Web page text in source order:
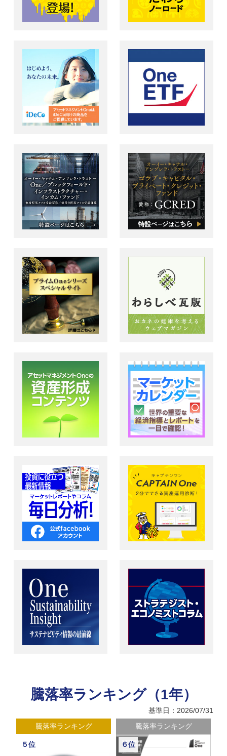
騰落率ランキング（1年）
基準日：2026/07/31
騰落率ランキング
５位
騰落率ランキング
６位